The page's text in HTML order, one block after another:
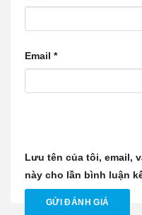
Email *
Lưu tên của tôi, email,
này cho lần bình luận